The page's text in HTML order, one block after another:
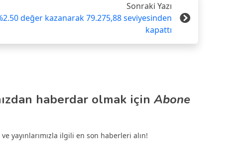
Sonraki Yazı
değer kazanarak 79.275,88 seviyesinden
kapattı
haberdar olmak için Abone
yayınlarımızla ilgili en son haberleri alın!